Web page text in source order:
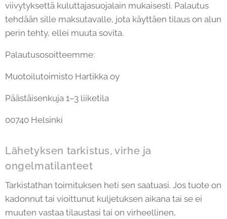
viivytyksettä kuluttajasuojalain mukaisesti. Palautus
tehdään sille maksutavalle, jota käyttäen tilaus on alun
perin tehty, ellei muuta sovita.
Palautusosoitteemme:
Muotoilutoimisto Hartikka oy
Päästäisenkuja 1–3 liiketila
00740 Helsinki
Lähetyksen tarkistus, virhe ja
ongelmatilanteet
Tarkistathan toimituksen heti sen saatuasi. Jos tuote on
kadonnut tai vioittunut kuljetuksen aikana tai se ei
muuten vastaa tilaustasi tai on virheellinen,